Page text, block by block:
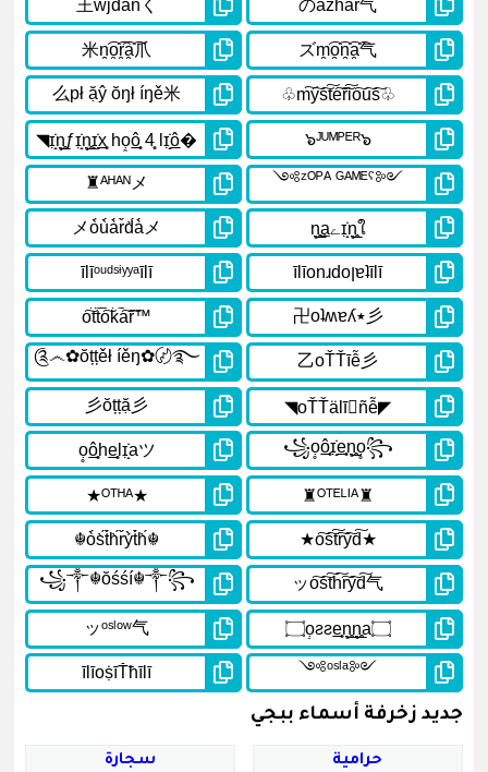
جديد زخرفة أسماء ببجي
حرامية سجارة